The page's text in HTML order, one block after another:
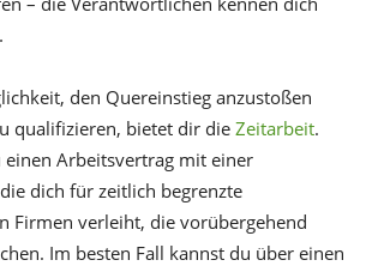
den Quereinstieg anzustoßen
qualifizieren, bietet dir die Zeitarbeit.
einen Arbeitsvertrag mit einer
dich für zeitlich begrenzte
Firmen verleiht, die vorübergehend
Im besten Fall kannst du über einen